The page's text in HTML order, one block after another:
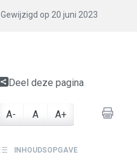
Gewijzigd op 20 juni 2023
Deel deze pagina
A- A A+
INHOUDSOPGAVE